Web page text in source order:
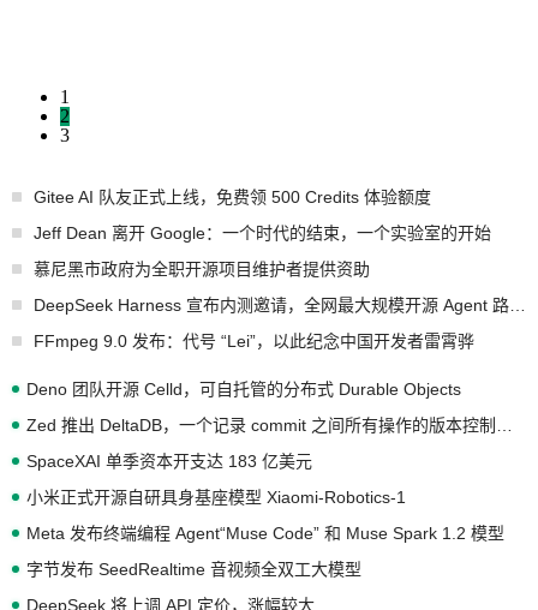
1
2
3
Gitee AI 队友正式上线，免费领 500 Credits 体验额度
Jeff Dean 离开 Google：一个时代的结束，一个实验室的开始
慕尼黑市政府为全职开源项目维护者提供资助
FFmpeg 9.0 发布：代号 “Lei”，以此纪念中国开发者雷霄骅
Deno 团队开源 Celld，可自托管的分布式 Durable Objects
SpaceXAI 单季资本开支达 183 亿美元
小米正式开源自研具身基座模型 Xiaomi-Robotics-1
Meta 发布终端编程 Agent“Muse Code” 和 Muse Spark 1.2 模型
字节发布 SeedRealtime 音视频全双工大模型
DeepSeek 将上调 API 定价，涨幅较大